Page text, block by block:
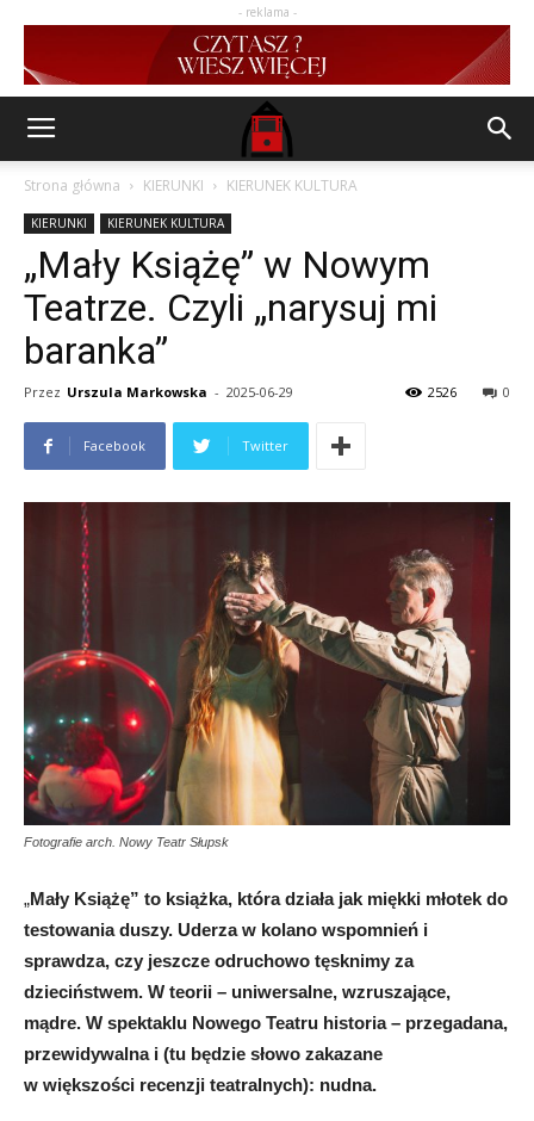
- reklama -
Strona główna KIERUNKI KIERUNEK KULTURA
KIERUNKI KIERUNEK KULTURA
„Mały Książę” w Nowym
Teatrze. Czyli „narysuj mi
baranka”
Przez Urszula Markowska - 2025-06-29 0
2526
Facebook Twitter
Fotografie arch. Nowy Teatr Słupsk
„Mały Książę” to książka, która działa jak miękki młotek do
testowania duszy. Uderza w kolano wspomnień i
sprawdza, czy jeszcze odruchowo tęsknimy za
dzieciństwem. W teorii – uniwersalne, wzruszające,
mądre. W spektaklu Nowego Teatru historia – przegadana,
przewidywalna i (tu będzie słowo zakazane
w większości recenzji teatralnych): nudna.